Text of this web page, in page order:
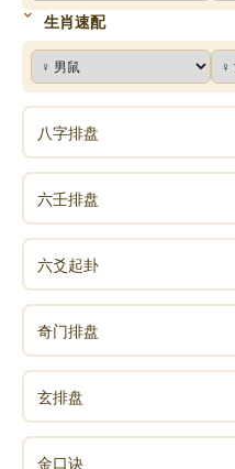
2、有伴侣者多沟通：
易与伴侣产生口舌纷争，
情绪带回家，多换位思
3、注意作风问题：部
自身言行，避免因作风问
健康方面
1、调节心理状态：受 “
易产生焦虑、内耗等负
题，要学会调节情绪，释
2、预防身体疾病：留
生肖速配
八字排盘
六壬排盘
六爻起卦
奇门排盘
玄排盘
金口诀